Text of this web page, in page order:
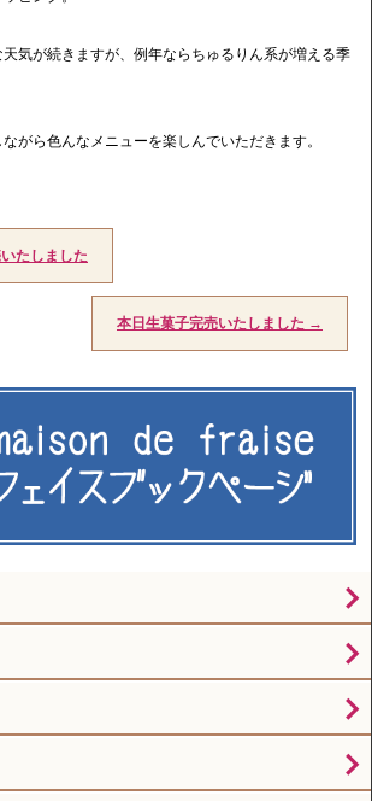
気が続きますが、例年ならちゅるりん系が増える季
がら色んなメニューを楽しんでいただきます。
たしました
本日生菓子完売いたしました →